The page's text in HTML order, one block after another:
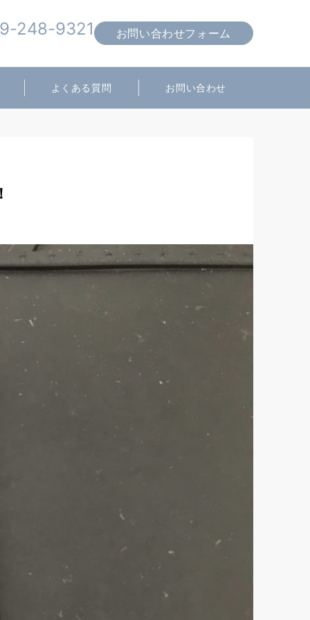
248-9321 お問い合わせフォーム
よくある質問 お問い合わせ